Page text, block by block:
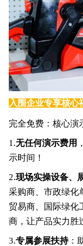
入围企业专享核心
完全免费：核心演
1.无任何演示费用
示时间！
2.现场实操设备、
采购商、市政绿化
贸易商、国际绿化
商，让产品实力胜
3.专属参展扶持：